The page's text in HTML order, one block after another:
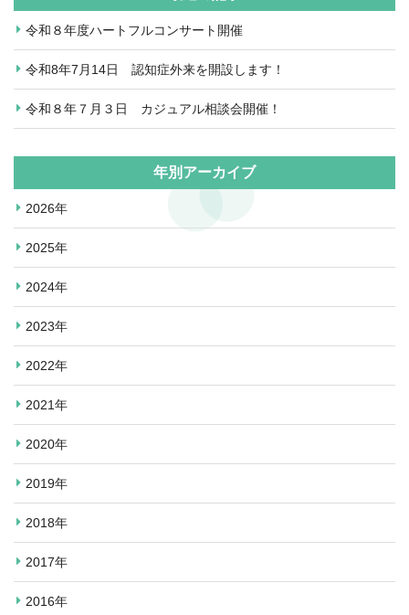
令和８年度ハートフルコンサート開催
令和8年7月14日 認知症外来を開設します！
令和８年７月３日 カジュアル相談会開催！
年別アーカイブ
2026年
2025年
2024年
2023年
2022年
2021年
2020年
2019年
2018年
2017年
2016年